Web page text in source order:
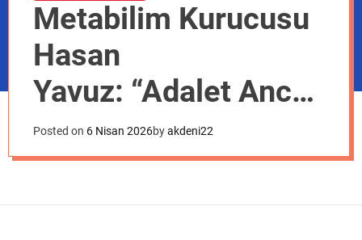
Metabilim Kurucusu
Hasan
Yavuz: “Adalet Ancak
Güçlü Savunma ile
Hayat Bulur”
Posted on 6 Nisan 2026byakdeni22